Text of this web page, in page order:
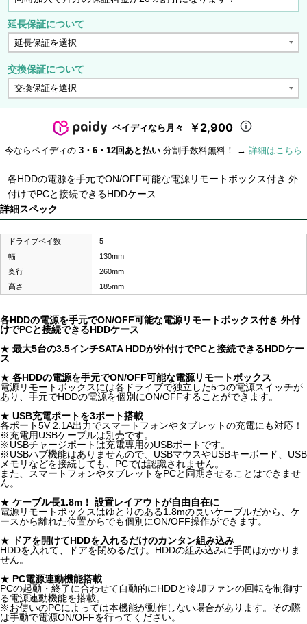
延長保証について
交換保証について
ペイディなら月々 ￥2,900
今ならペイディの 3・6・12回あと払い 分割手数料無料！ → 詳細はこちら
各HDDの電源を手元でON/OFF可能な電源リモートボックス付き 外
付けでPCと接続できるHDDケース
詳細スペック
ドライブベイ数
5
幅
130mm
奥行
260mm
高さ
185mm
各HDDの電源を手元でON/OFF可能な電源リモートボックス付き 外付
けでPCと接続できるHDDケース
★ 最大5台の3.5インチSATA HDDが外付けでPCと接続できるHDDケー
ス
★ 各HDDの電源を手元でON/OFF可能な電源リモートボックス
電源リモートボックスには各ドライブで独立した5つの電源スイッチが
あり、手元でHDDの電源を個別にON/OFFすることができます。
★ USB充電ポートを3ポート搭載
各ポート5V 2.1A出力でスマートフォンやタブレットの充電にも対応！
※充電用USBケーブルは別売です。
※USBチャージポートは充電専用のUSBポートです。
※USBハブ機能はありませんので、USBマウスやUSBキーボード、USB
メモリなどを接続しても、PCでは認識されません。
また、スマートフォンやタブレットをPCと同期させることはできませ
ん。
★ ケーブル長1.8m！ 設置レイアウトが自由自在に
電源リモートボックスはゆとりのある1.8mの長いケーブルだから、ケ
ースから離れた位置からでも個別にON/OFF操作ができます。
★
ドアを開けてHDDを入れるだけのカンタン組み込み
HDDを入れて、ドアを閉めるだけ。HDDの組み込みに手間はかかりま
せん。
★ PC電源連動機能搭載
PCの起動・終了に合わせて自動的にHDDと冷却ファンの回転を制御す
る電源連動機能を搭載。
※お使いのPCによっては本機能が動作しない場合があります。その際
は手動で電源ON/OFFを行ってください。